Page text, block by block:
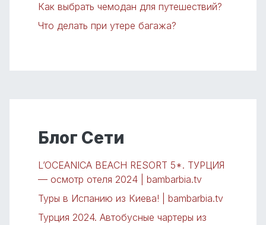
Как выбрать чемодан для путешествий?
Что делать при утере багажа?
Блог Сети
L’OCEANICA BEACH RESORT 5*. ТУРЦИЯ
— осмотр отеля 2024 | bambarbia.tv
Туры в Испанию из Киева! | bambarbia.tv
Турция 2024. Автобусные чартеры из